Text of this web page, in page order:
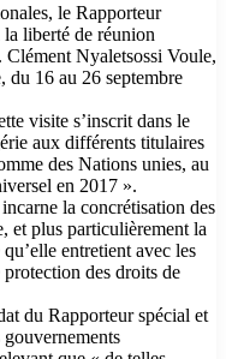
le Rapporteur
liberté de réunion
Nyaletsossi Voule,
16 au 26 septembre
visite s’inscrit dans le
aux différents titulaires
des Nations unies, au
en 2017 ».
la concrétisation des
et plus particulièrement la
entretient avec les
des droits de
du Rapporteur spécial et